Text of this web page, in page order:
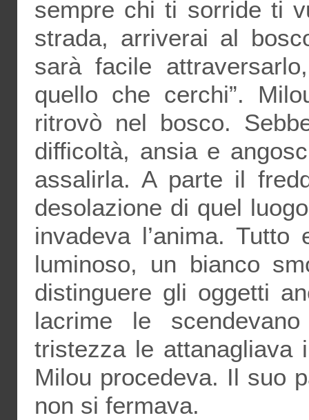
sempre chi ti sorride ti
strada, arriverai al
sarà facile
quello che cerchi”.
ritrovò nel bosco.
difficoltà, ansia e
assalirla. A parte il
desolazione di quel
invadeva l’anima.
luminoso, un bianco
distinguere gli oggetti
lacrime le
tristezza le attanagliava
Milou procedeva. Il suo
non si fermava.